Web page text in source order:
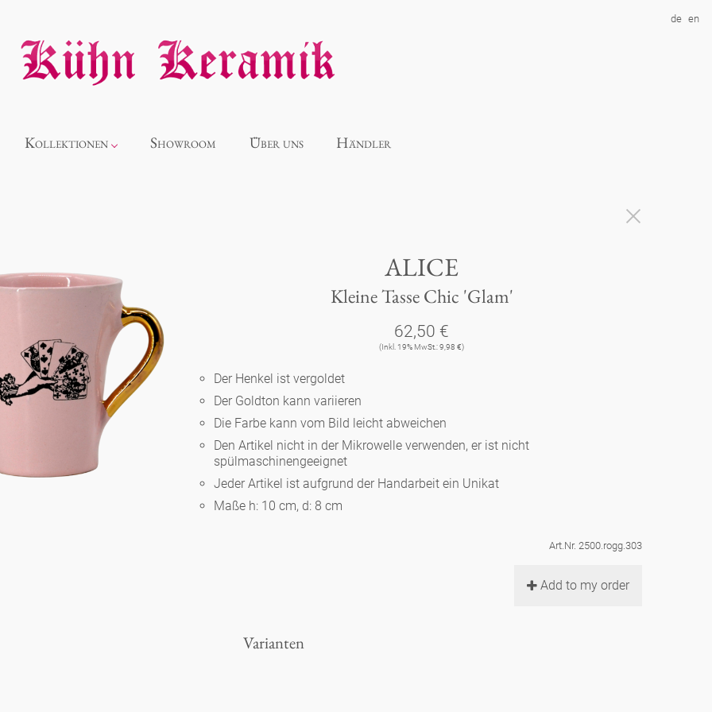
de en
Kollektionen
Panthéon
Souvenir
Berlin
Slumberland
Showroom Über uns Händler
ALICE
Kleine Tasse Chic 'Glam'
62,50 €
(Inkl. 19% MwSt.: 9,98 €)
Der Henkel ist vergoldet
Der Goldton kann variieren
Die Farbe kann vom Bild leicht abweichen
Den Artikel nicht in der Mikrowelle verwenden, er ist nicht
spülmaschinengeeignet
Jeder Artikel ist aufgrund der Handarbeit ein Unikat
Maße h: 10 cm, d: 8 cm
Art.Nr. 2500.rogg.303
Add to my order
Varianten